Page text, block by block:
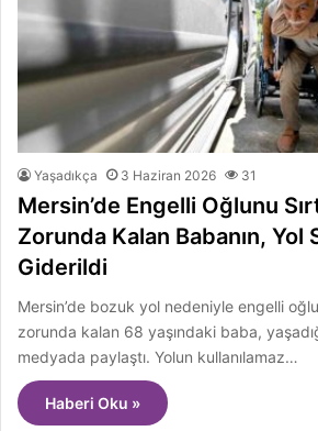
Yaşadıkça 3 Haziran 2026 31
Mersin’de Engelli Oğlunu
Zorunda Kalan Babanın, Yol
Giderildi
Mersin’de bozuk yol nedeniyle engelli
zorunda kalan 68 yaşındaki baba,
medyada paylaştı. Yolun kullanılamaz…
Haberi Oku »